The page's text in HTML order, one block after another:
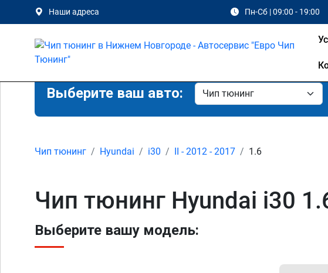
Наши адреса Пн-Сб | 09:00 - 19:00
Выберите ваш авто:
Чип тюнинг Hyundai i30 II - 2012 - 2017 1.6
Чип тюнинг Hyundai i30
Выберите вашу модель: